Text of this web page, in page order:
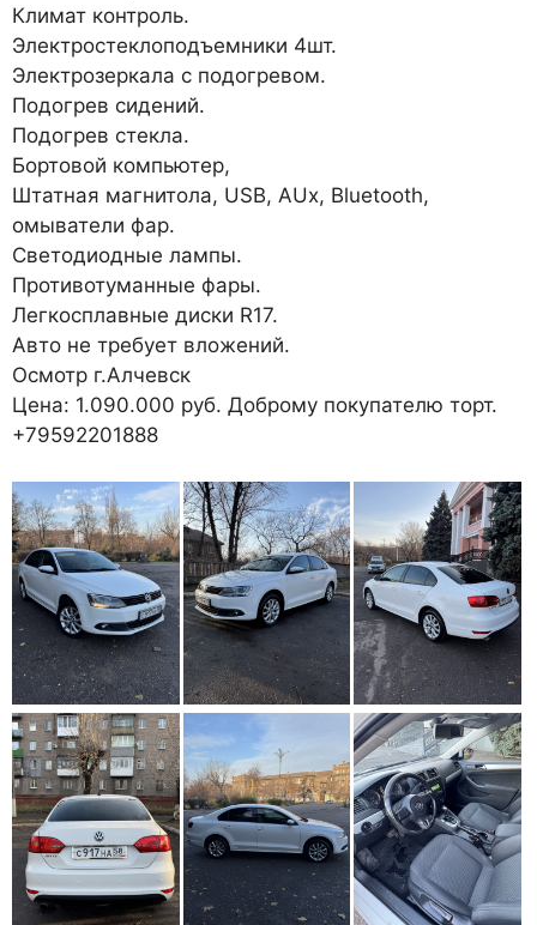
Климат контроль.
Электростеклоподъемники 4шт.
Электрозеркала с подогревом.
Подогрев сидений.
Подогрев стекла.
Бортовой компьютер,
Штатная магнитола, USB, AUx, Bluetooth,
омыватели фар.
Светодиодные лампы.
Противотуманные фары.
Легкосплавные диски R17.
Авто не требует вложений.
Осмотр г.Алчевск
Цена: 1.090.000 руб. Доброму покупателю торт.
+79592201888